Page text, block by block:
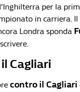
per la
in carriera.
Londra sponda
Cagliari
contro il Cagliari